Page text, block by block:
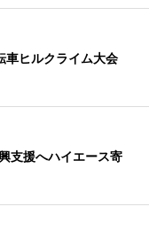
車ヒルクライム大会
支援へハイエース寄